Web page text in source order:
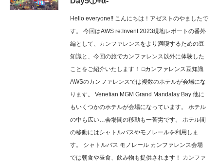
Hello everyone!! こんにちは！アゼストのやましたで
す。 今回はAWS re:Invent 2023現地レポートの番外
編として、カンファレンスをより満喫するための豆
知識と、今回の旅でカンファレンス以外に体験した
ことをご紹介いたします！ □カンファレンス豆知識
AWSのカンファレンスでは複数のホテルが会場にな
ります。 Venetian MGM Grand Mandalay Bay 他に
もいくつかのホテルが会場になっています。 ホテル
の中も広い…会場間の移動も一苦労です。 ホテル間
の移動にはシャトルバスやモノレールを利用しま
す。 シャトルバス モノレール カンファレンス会場
では朝食や昼食、飲み物も提供されます！ カンファ